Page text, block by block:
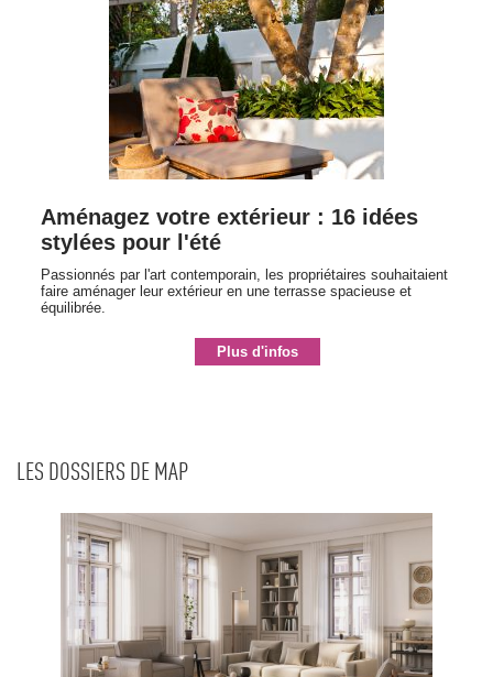
Aménagez votre extérieur : 16 idées
stylées pour l'été
Passionnés par l'art contemporain, les propriétaires souhaitaient
faire aménager leur extérieur en une terrasse spacieuse et
équilibrée.
Plus d'infos
LES DOSSIERS DE MAP